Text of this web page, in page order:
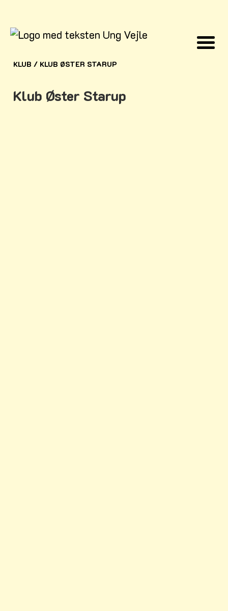
KLUB / KLUB ØSTER STARUP
Klub Øster Starup